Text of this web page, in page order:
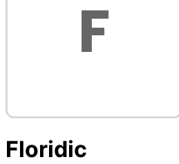
Floridic